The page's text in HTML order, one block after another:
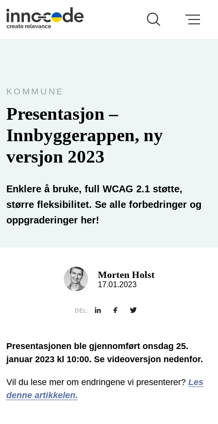
KOMMUNE
Presentasjon –
Innbyggerappen, ny
versjon 2023
Enklere å bruke, full WCAG 2.1 støtte,
større fleksibilitet. Se alle forbedringer og
oppgraderinger her!
Morten Holst
17.01.2023
DEL:
Presentasjonen ble gjennomført onsdag 25.
januar 2023 kl 10:00. Se videoversjon nedenfor.
Vil du lese mer om endringene vi presenterer? Les
denne artikkelen.